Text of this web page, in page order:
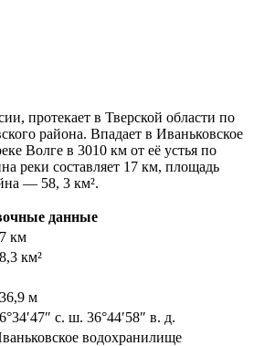
протекает в Тверской области по
района. Впадает в Иваньковское
Волге в 3010 км от её устья по
реки составляет 17 км, площадь
— 58, 3 км².
данные
км
км²
м
с. ш. 36°44′58″ в. д.
водохранилище